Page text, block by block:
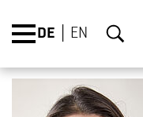
DE EN